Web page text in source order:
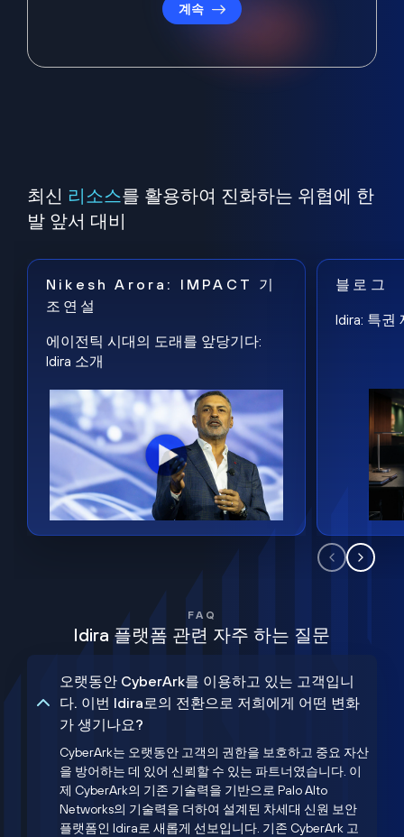
계속
최신 리소스를 활용하여 진화하는 위협에 한
발 앞서 대비
Nikesh Arora: IMPACT 기
조연설
에이전틱 시대의 도래를 앞당기다:
Idira 소개
블로그
Idira: 특권
FAQ
Idira 플랫폼 관련 자주 하는 질문
오랫동안 CyberArk를 이용하고 있는 고객입니
다. 이번 Idira로의 전환으로 저희에게 어떤 변화
가 생기나요?
CyberArk는 오랫동안 고객의 권한을 보호하고 중요 자산
을 방어하는 데 있어 신뢰할 수 있는 파트너였습니다. 이
제 CyberArk의 기존 기술력을 기반으로 Palo Alto
Networks의 기술력을 더하여 설계된 차세대 신원 보안
플랫폼인 Idira로 새롭게 선보입니다. 기존 CyberArk 고